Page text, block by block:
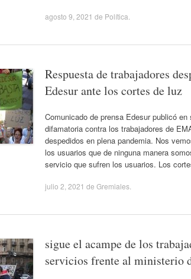
agosto 9, 2021 de Política
Respuesta de trabajadores
Edesur ante los cortes de luz
Comunicado de prensa Edesur publicó
difamatoria contra los trabajadores de
despedidos en plena pandemia. Nos
los usuarios que de ninguna manera
servicio que sufren los usuarios. Los
julio 2, 2021 de Gremiales
sigue el acampe de los
servicios frente al ministerio